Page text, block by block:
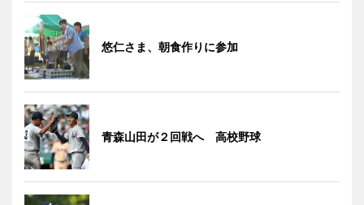
悠仁さま、朝食作りに参加
青森山田が２回戦へ 高校野球